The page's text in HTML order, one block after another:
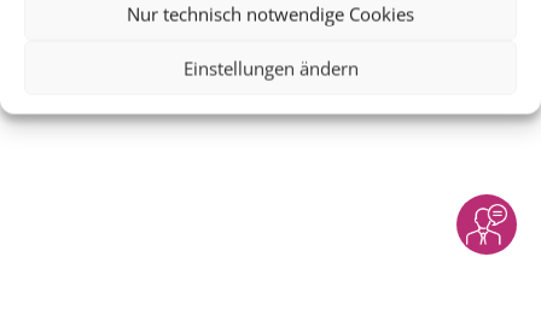
Nur technisch notwendige Cookies
Einstellungen ändern
© 2026 • Schmetterling